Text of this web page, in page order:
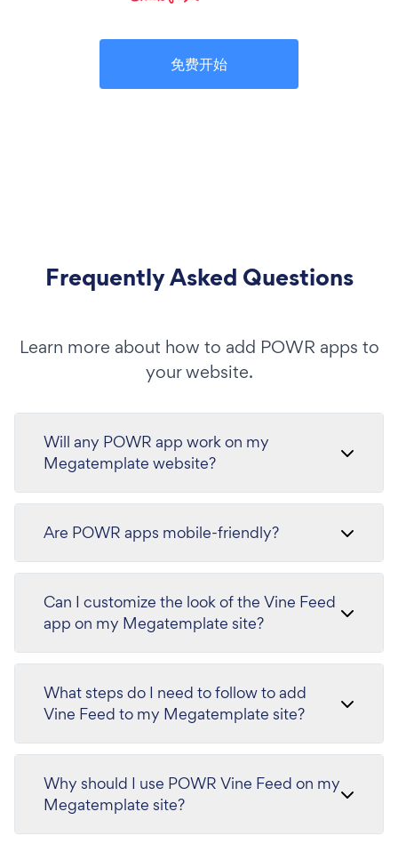
免费开始
Frequently Asked Questions
Learn more about how to add POWR apps to
your website.
Will any POWR app work on my
Megatemplate website?
Are POWR apps mobile-friendly?
Can I customize the look of the Vine Feed
app on my Megatemplate site?
What steps do I need to follow to add
Vine Feed to my Megatemplate site?
Why should I use POWR Vine Feed on my
Megatemplate site?